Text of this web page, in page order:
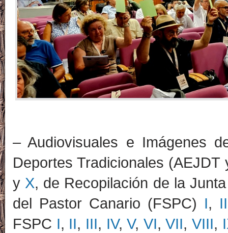
– Audiovisuales e Imágenes
Deportes Tradicionales
y X, de Recopilación de la
del Pastor Canario (FSPC) I, II
FSPC I, II, III, IV,V, VI,VII, VIII,